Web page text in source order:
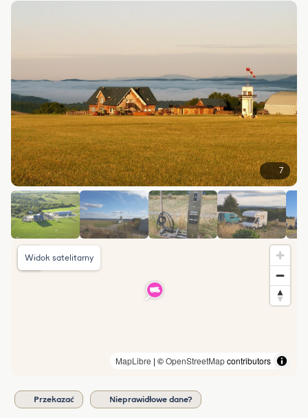
7
MapLibre | ©OpenStreetMapcontributors
Widok satelitarny
Przekazać Nieprawidłowe dane?